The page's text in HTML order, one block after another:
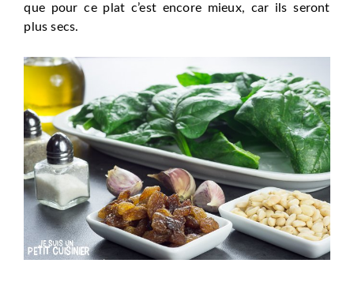
que pour ce plat c’est encore mieux, car ils seront
plus secs.